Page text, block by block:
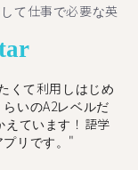
て仕事で必要な英
くて利用しはじめ
いのA2レベルだ
えています！語学
リです。"